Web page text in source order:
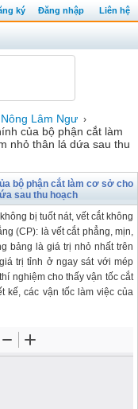
ký Đăng nhập Liên hệ
Nông Lâm Ngư ›
của bộ phận cắt làm
nhỏ thân lá dứa sau thu
bộ phận cắt làm cơ sở cho
sau thu hoạch
bị tuốt nát, vết cắt không
(CP): là vết cắt phẳng, mịn,
bảng là giá trị nhỏ nhất trên
trị tỉnh ở ngay sát với mép
nghiệm cho thấy vận tốc cắt
kế, các vận tốc làm việc của